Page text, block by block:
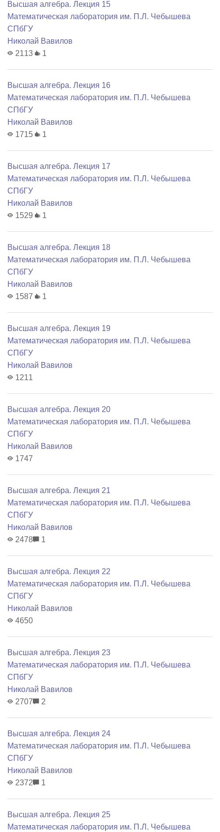
Высшая алгебра. Лекция 15
Математичеcкая лаборатория им. П.Л. Чебышева
СПбГУ
Николай Вавилов
2113
1
Высшая алгебра. Лекция 16
Математичеcкая лаборатория им. П.Л. Чебышева
СПбГУ
Николай Вавилов
1715
1
Высшая алгебра. Лекция 17
Математичеcкая лаборатория им. П.Л. Чебышева
СПбГУ
Николай Вавилов
1529
1
Высшая алгебра. Лекция 18
Математичеcкая лаборатория им. П.Л. Чебышева
СПбГУ
Николай Вавилов
1587
1
Высшая алгебра. Лекция 19
Математичеcкая лаборатория им. П.Л. Чебышева
СПбГУ
Николай Вавилов
1211
Высшая алгебра. Лекция 20
Математичеcкая лаборатория им. П.Л. Чебышева
СПбГУ
Николай Вавилов
1747
Высшая алгебра. Лекция 21
Математичеcкая лаборатория им. П.Л. Чебышева
СПбГУ
Николай Вавилов
2478
1
Высшая алгебра. Лекция 22
Математичеcкая лаборатория им. П.Л. Чебышева
СПбГУ
Николай Вавилов
4650
Высшая алгебра. Лекция 23
Математичеcкая лаборатория им. П.Л. Чебышева
СПбГУ
Николай Вавилов
2707
2
Высшая алгебра. Лекция 24
Математичеcкая лаборатория им. П.Л. Чебышева
СПбГУ
Николай Вавилов
2372
1
Высшая алгебра. Лекция 25
Математичеcкая лаборатория им. П.Л. Чебышева